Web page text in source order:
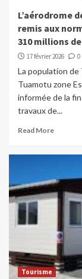
L’aérodrome
remis aux
310 millions
17 février 2026 0
La population de
Tuamotu zone
informée de la
travaux de...
Read More
Tourisme